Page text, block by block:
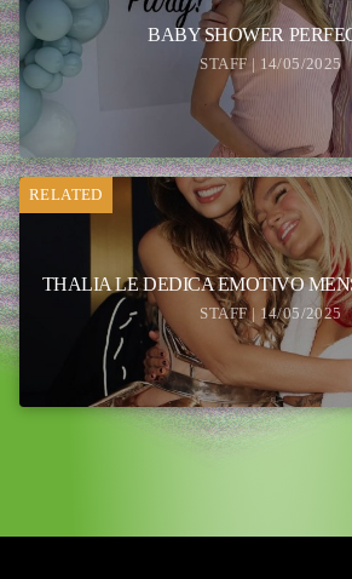
BABY SHOWER
STAFF | 14/05/2025
RELATED
THALIA LE DEDICA EMOTIVO
STAFF | 14/05/2025